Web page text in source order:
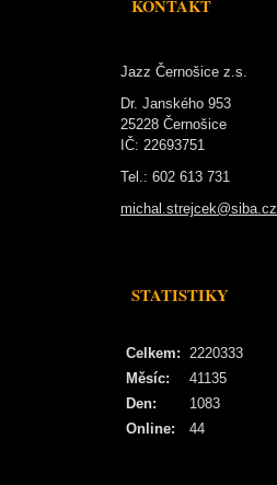
KONTAKT
Jazz Černošice z.s.
Dr. Janského 953
25228 Černošice
IČ: 22693751
Tel.: 602 613 731
michal.strejcek@siba.cz
STATISTIKY
Online: 44
Celkem: 2220333
Měsíc:
41135
Den:
1083